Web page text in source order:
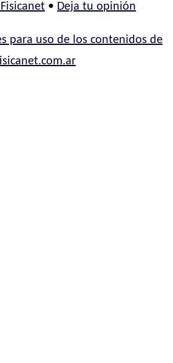
• Deja tu opinión
para uso de los contenidos de